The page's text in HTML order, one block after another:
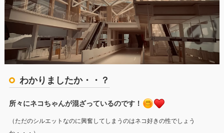
わかりましたか・・？
所々にネコちゃんが混ざっているのです！
（ただのシルエットなのに興奮してしまうのはネコ好きの性でしょう